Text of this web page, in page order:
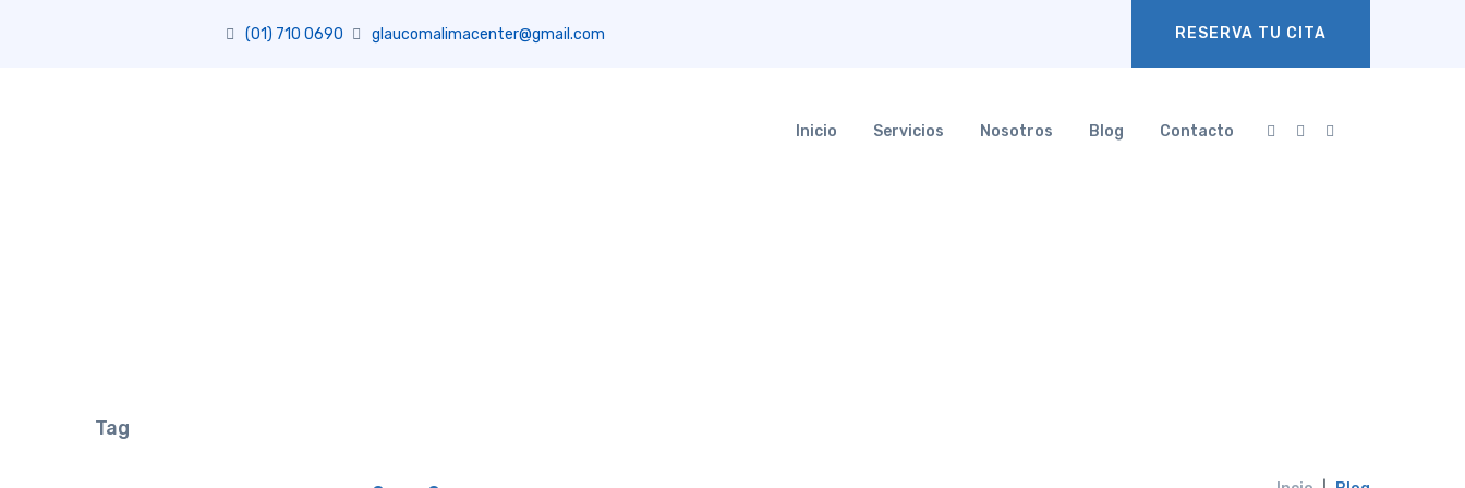
(01) 710 0690 glaucomalimacenter@gmail.com RESERVA TU CITA
Inicio Servicios Nosotros Blog Contacto
Tag